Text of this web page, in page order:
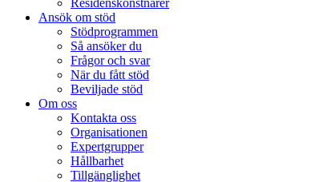
Residenskonstnärer
Ansök om stöd
Stödprogrammen
Så ansöker du
Frågor och svar
När du fått stöd
Beviljade stöd
Om oss
Kontakta oss
Organisationen
Expertgrupper
Hållbarhet
Tillgänglighet